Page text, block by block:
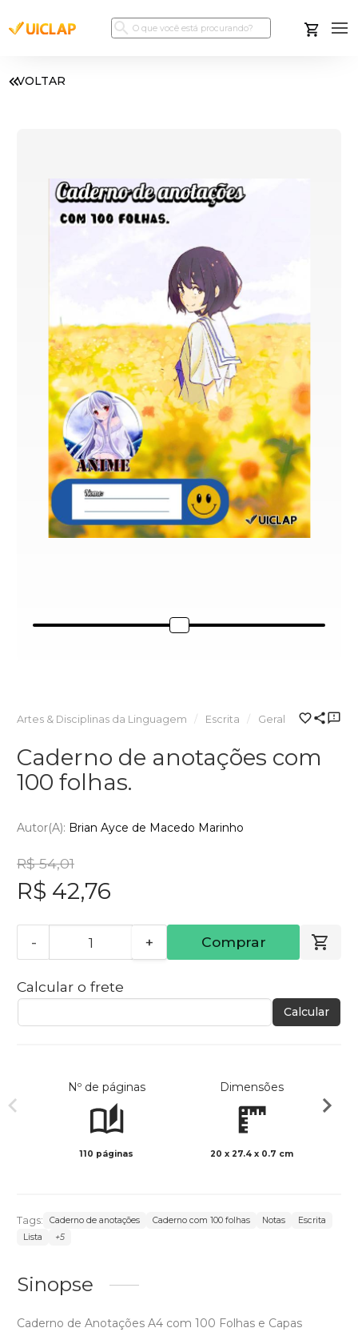
VOLTAR
Artes & Disciplinas da Linguagem Escrita Geral
Caderno de anotações com
100 folhas.
Autor(a): Brian Ayce de Macedo Marinho
R$ 54,01
R$ 42,76
- + Comprar
Calcular o frete
Calcular
Nº de páginas
110 páginas
Dimensões
20 x 27.4 x 0.7 cm
Tags: Caderno de anotações Caderno com 100 folhas Notas
Escrita
Lista
+5
Sinopse
Caderno de Anotações A4 com 100 Folhas e Capas